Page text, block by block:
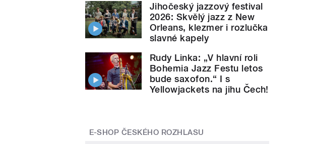
Jihočeský jazzový festival
2026: Skvělý jazz z New
Orleans, klezmer i rozlučka
slavné kapely
Rudy Linka: „V hlavní roli
Bohemia Jazz Festu letos
bude saxofon.“ I s
Yellowjackets na jihu Čech!
E-SHOP ČESKÉHO ROZHLASU